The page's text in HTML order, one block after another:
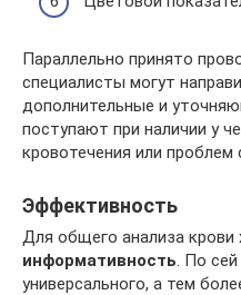
Параллельно принято
специалисты могут
дополнительные и
поступают при наличии у
кровотечения или проблем
Эффективность
Для общего анализа крови
информативность. По сей
универсального, а тем